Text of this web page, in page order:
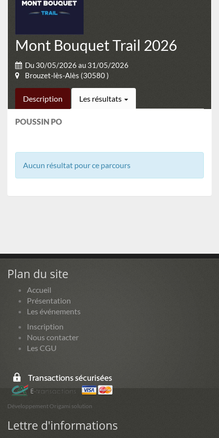
Mont Bouquet Trail 2026
Du 30/05/2026 au 31/05/2026
Brouzet-lès-Alès (30580 )
Description Les résultats
POUSSIN PO
Aucun résultat pour ce parcours
Plan du site
Accueil
Présentation
Les événements
Inscription
Nous contacter
Les CGU
Développement Origami solution
Lettre d'informations